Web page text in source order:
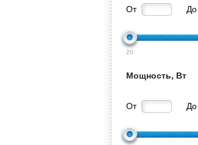
От До
20
Мощность, Вт
От До